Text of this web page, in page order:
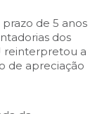
de 5 anos
dos
reinterpretou a
de apreciação